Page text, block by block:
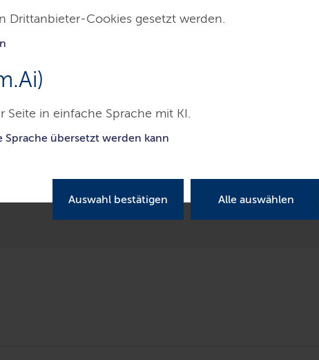
Drittanbieter-Cookies gesetzt werden.
in einfache Sprache mit KI.
Sprache übersetzt werden kann
Auswahl bestätigen Alle auswählen